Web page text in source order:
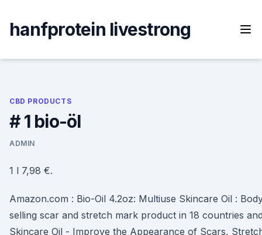
content
hanfprotein livestrong
CBD PRODUCTS
# 1 bio-öl
ADMIN
1 l 7,98 €.
Amazon.com : Bio-Oil 4.2oz: Multiuse Skincare Oil :
selling scar and stretch mark product in 18 countries
Skincare Oil - Improve the Appearance of Scars,